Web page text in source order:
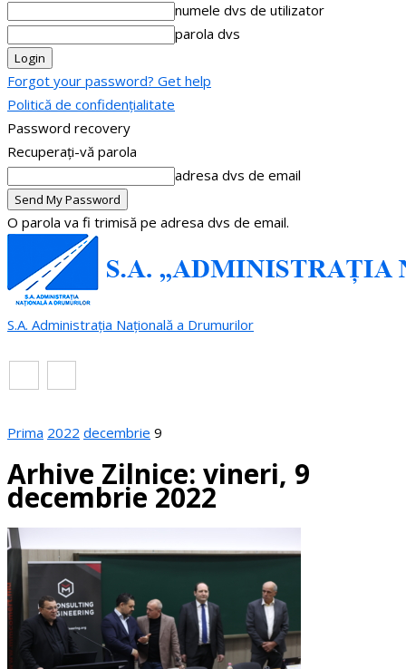
numele dvs de utilizator
parola dvs
Forgot your password? Get help
Politică de confidențialitate
Password recovery
Recuperați-vă parola
adresa dvs de email
O parola va fi trimisă pe adresa dvs de email.
S.A. Administrația Națională a Drumurilor
Prima 2022 decembrie 9
Arhive Zilnice: vineri, 9
decembrie 2022